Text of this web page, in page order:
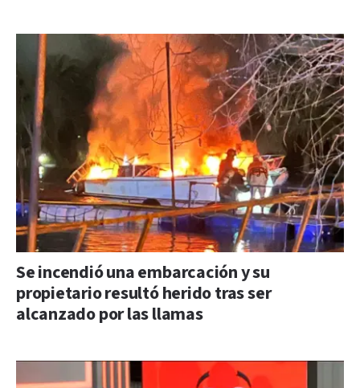
Se incendió una embarcación y su
propietario resultó herido tras ser
alcanzado por las llamas